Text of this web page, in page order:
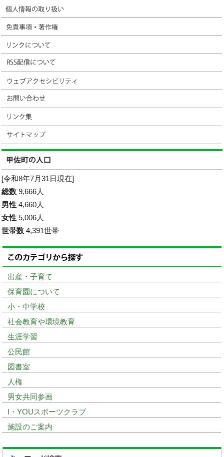
[令和8年7月31日現在]
総数 9,666人
男性 4,660人
女性 5,006人
世帯数 4,391世帯
出産・子育て
保育園について
小・中学校
社会教育や環境教育
生涯学習
公民館
図書室
人権
男女共同参画
I・YOUスポーツクラブ
施設のご案内